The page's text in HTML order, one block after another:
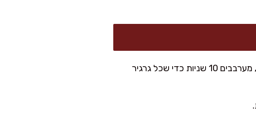
שמים את הקוסקוס בקערה גדולה. מוסיפים מלח ושמן זית, מערבבים 10 שניות כדי שכל גרגיר